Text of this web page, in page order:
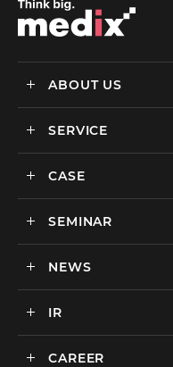
ABOUT US
メディックスについて
ごあいさつ
SERVICE
サービス
BtoCマーケティング支援
海外マーケティング支援
CASE
実績・事例
SEMINAR
セミナー一覧
NEWS
ニュース一覧
IR
IR情報
CAREER